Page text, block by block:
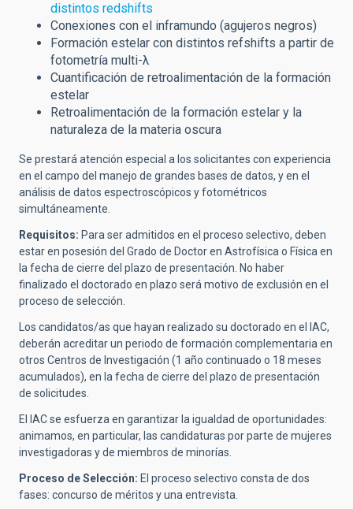
distintos redshifts
Conexiones con el inframundo (agujeros negros)
Formación estelar con distintos refshifts a partir de
fotometría multi-λ
Cuantificación de retroalimentación de la formación
estelar
Retroalimentación de la formación estelar y la
naturaleza de la materia oscura
Se prestará atención especial a los solicitantes con experiencia
en el campo del manejo de grandes bases de datos, y en el
análisis de datos espectroscópicos y fotométricos
simultáneamente.
Requisitos: Para ser admitidos en el proceso selectivo, deben
estar en posesión del Grado de Doctor en Astrofísica o Física en
la fecha de cierre del plazo de presentación. No haber
finalizado el doctorado en plazo será motivo de exclusión en el
proceso de selección.
Los candidatos/as que hayan realizado su doctorado en el IAC,
deberán acreditar un periodo de formación complementaria en
otros Centros de Investigación (1 año continuado o 18 meses
acumulados), en la fecha de cierre del plazo de presentación
de solicitudes.
El IAC se esfuerza en garantizar la igualdad de oportunidades:
animamos, en particular, las candidaturas por parte de mujeres
investigadoras y de miembros de minorías.
Proceso de Selección: El proceso selectivo consta de dos
fases: concurso de méritos y una entrevista.